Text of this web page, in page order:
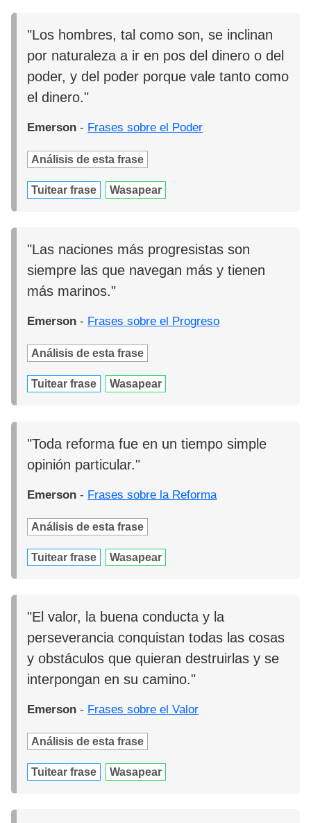
"Los hombres, tal como son, se inclinan
por naturaleza a ir en pos del dinero o del
poder, y del poder porque vale tanto como
el dinero."
Emerson - Frases sobre el Poder
Análisis de esta frase
Tuitear frase Wasapear
"Las naciones más progresistas son
siempre las que navegan más y tienen
más marinos."
Emerson - Frases sobre el Progreso
Análisis de esta frase
Tuitear frase Wasapear
"Toda reforma fue en un tiempo simple
opinión particular."
Emerson - Frases sobre la Reforma
Análisis de esta frase
Tuitear frase Wasapear
"El valor, la buena conducta y la
perseverancia conquistan todas las cosas
y obstáculos que quieran destruirlas y se
interpongan en su camino."
Emerson - Frases sobre el Valor
Análisis de esta frase
Tuitear frase Wasapear